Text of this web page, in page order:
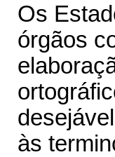
Os
órgãos
às